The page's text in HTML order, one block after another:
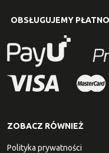
OBSŁUGUJEMY
ZOBACZ RÓWNIEŻ
Polityka prywatności